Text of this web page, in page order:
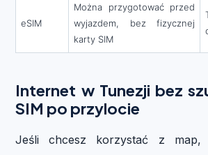
eSIM
Można przygotować przed
wyjazdem, bez fizycznej
karty SIM
Internet w Tunezji bez
SIM po przylocie
Jeśli chcesz korzystać z map,